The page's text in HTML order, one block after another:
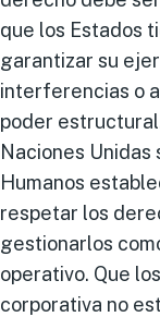
que los Estados
garantizar su
interferencias o
poder
Naciones Unidas
Humanos
respetar los
gestionarlos
operativo. Que
corporativa no